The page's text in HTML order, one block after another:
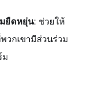
ยืดหยุ่น: ช่วยให้
วกเขามีส่วนร่วม
ม